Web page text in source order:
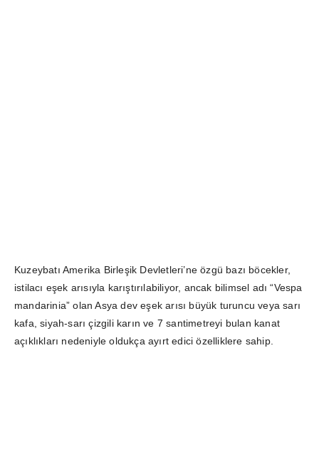
Kuzeybatı Amerika Birleşik Devletleri’ne özgü bazı böcekler,
istilacı eşek arısıyla karıştırılabiliyor, ancak bilimsel adı “Vespa
mandarinia” olan Asya dev eşek arısı büyük turuncu veya sarı
kafa, siyah-sarı çizgili karın ve 7 santimetreyi bulan kanat
açıklıkları nedeniyle oldukça ayırt edici özelliklere sahip.